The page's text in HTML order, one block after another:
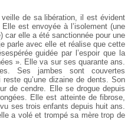
de sa libération, il est évident
est envoyée à l’isolement (une
car elle a été sanctionnée pour une
parle avec elle et réalise que cette
guidée par l’espoir que la
». Elle va sur ses quarante ans.
Ses jambes sont couvertes
qu’une dizaine de dents. Son
de cendre. Elle se drogue depuis
Elle est atteinte de fibrose,
vu ses trois enfants depuis huit ans.
a volé et trompé sa mère trop de